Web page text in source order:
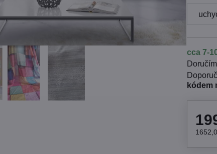
cca 7-
kódem